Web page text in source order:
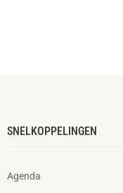
SNELKOPPELINGEN
Agenda